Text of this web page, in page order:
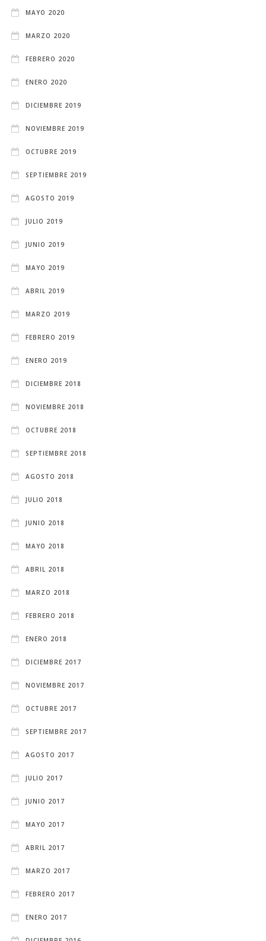
MAYO 2020
MARZO 2020
FEBRERO 2020
ENERO 2020
DICIEMBRE 2019
NOVIEMBRE 2019
OCTUBRE 2019
SEPTIEMBRE 2019
AGOSTO 2019
JULIO 2019
JUNIO 2019
MAYO 2019
ABRIL 2019
MARZO 2019
FEBRERO 2019
ENERO 2019
DICIEMBRE 2018
NOVIEMBRE 2018
OCTUBRE 2018
SEPTIEMBRE 2018
AGOSTO 2018
JULIO 2018
JUNIO 2018
MAYO 2018
ABRIL 2018
MARZO 2018
FEBRERO 2018
ENERO 2018
DICIEMBRE 2017
NOVIEMBRE 2017
OCTUBRE 2017
SEPTIEMBRE 2017
AGOSTO 2017
JULIO 2017
JUNIO 2017
MAYO 2017
ABRIL 2017
MARZO 2017
FEBRERO 2017
ENERO 2017